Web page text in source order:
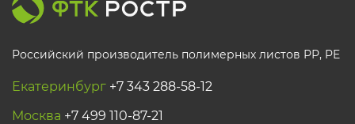
Российский производитель полимерных листов РР, PE
Екатеринбург +7 343 288-58-12
Москва +7 499 110-87-21